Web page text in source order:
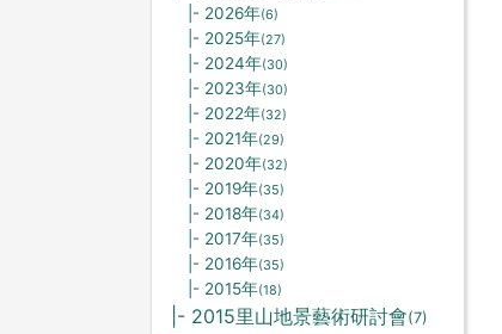
|- 2026年(6)
|- 2025年(27)
|- 2024年(30)
|- 2023年(30)
|- 2022年(32)
|- 2021年(29)
|- 2020年(32)
|- 2019年(35)
|- 2018年(34)
|- 2017年(35)
|- 2016年(35)
|- 2015年(18)
|- 2015里山地景藝術研討會(7)